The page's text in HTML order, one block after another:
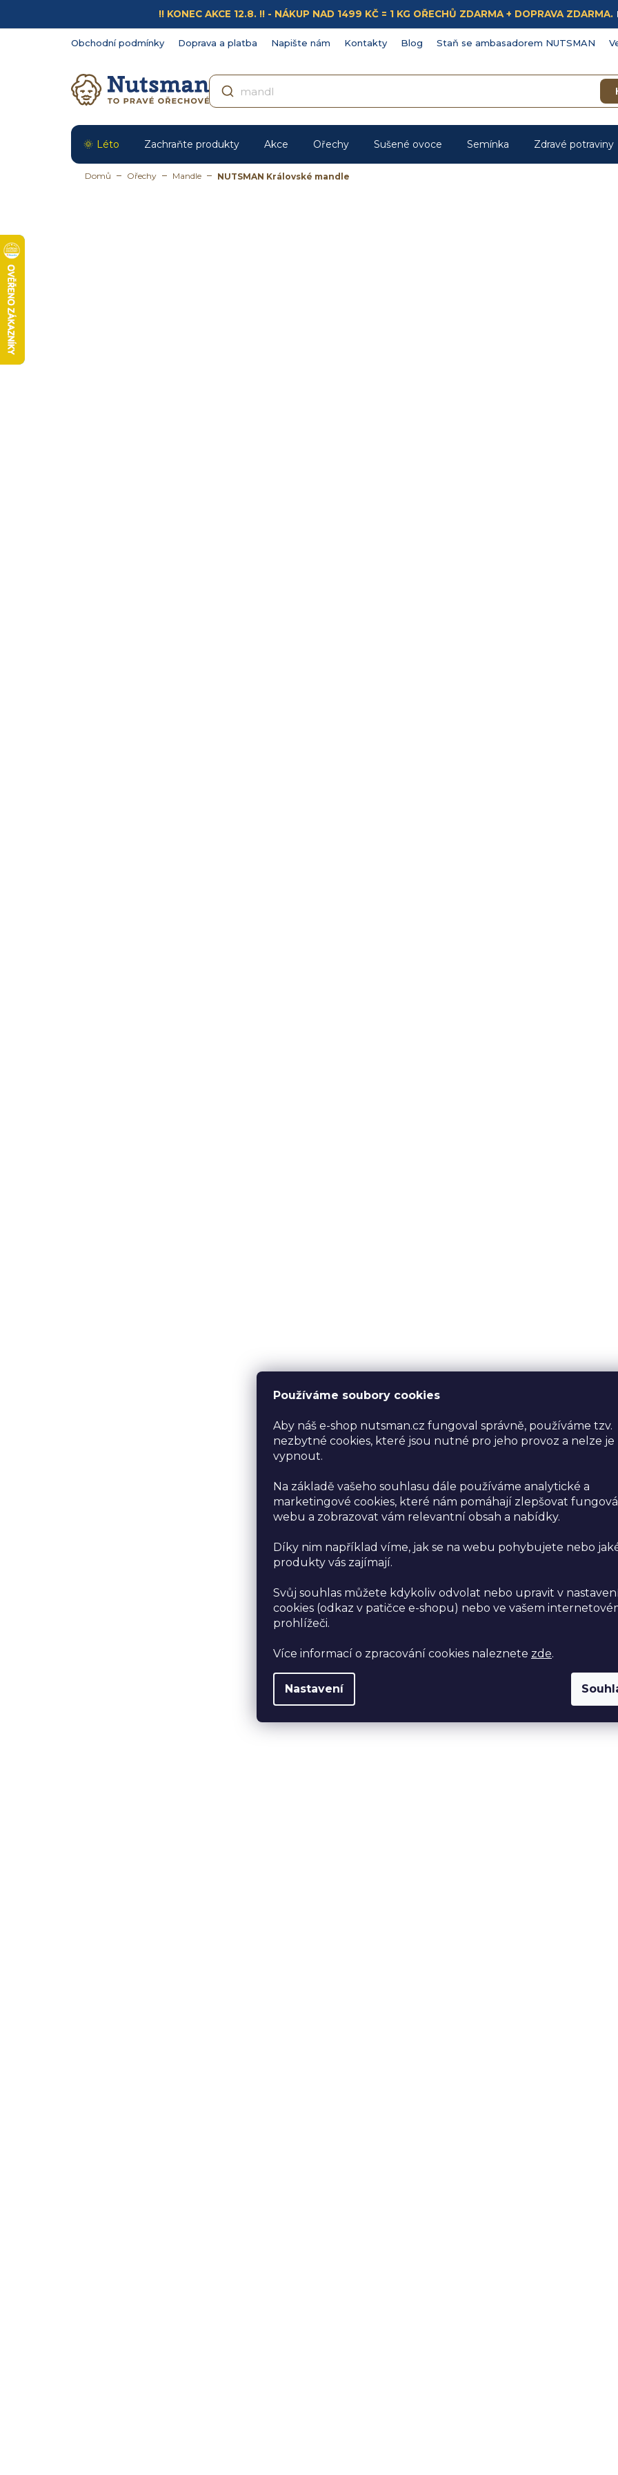
Používáme soubory cookies
Aby náš e-shop nutsman.cz fungoval správně, používáme tzv.
nezbytné cookies, které jsou nutné pro jeho provoz a nelze je
vypnout.
Na základě vašeho souhlasu dále používáme analytické a
marketingové cookies, které nám pomáhají zlepšovat
webu a zobrazovat vám relevantní obsah a nabídky.
Díky nim například víme, jak se na webu pohybujete nebo
produkty vás zajímají.
Svůj souhlas můžete kdykoliv odvolat nebo upravit v
cookies (odkaz v patičce e-shopu) nebo ve vašem
prohlížeči.
Více informací o zpracování cookies naleznete zde.
Nastavení
obsah
!! KONEC AKCE 12.8. !! - NÁKUP NAD 1499 KČ = 1 KG OŘECHŮ ZDARMA + DOPRAVA ZDARMA.
Obchodní podmínky Doprava a platba Napište nám Kontakty Blog Staň se ambasadorem NUTSMAN
Léto Zachraňte produkty Akce Ořechy Sušené ovoce Semínka Zdravé potraviny
Domů Ořechy Mandle NUTSMAN Královské mandle